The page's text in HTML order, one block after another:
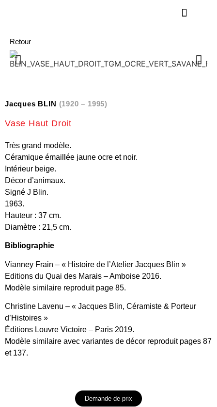
Retour
Jacques BLIN (1920 – 1995)
Vase Haut Droit
Très grand modèle.
Céramique émaillée jaune ocre et noir.
Intérieur beige.
Décor d’animaux.
Signé J Blin.
1963.
Hauteur : 37 cm.
Diamètre : 21,5 cm.
Bibliographie
Vianney Frain – « Histoire de l’Atelier Jacques Blin »
Editions du Quai des Marais – Amboise 2016.
Modèle similaire reproduit page 85.
Christine Lavenu – « Jacques Blin, Céramiste & Porteur
d’Histoires »
Éditions Louvre Victoire – Paris 2019.
Modèle similaire avec variantes de décor reproduit pages 87
et 137.
Demande de prix